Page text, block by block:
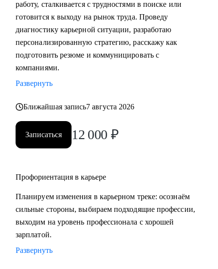
• Подготовка к собеседованию (скрининг с HR, финальное
с руководителем, опционально - подготовиться к
техническому собеседованию).
• Зарплатные переговоры (повышение или переговоры на
собеседовании).
сделать так, чтобы руководитель заметил и наконец начал
Кому могу помочь:
• Студентам бакалавриата/магистратуры/аспирантуры
технических направлений;
Digital, Образование);
• Middle и C-level менеджерам.
• Основные направления:
- IT (разработка, тестирование, администрирование,
информационная безопасность),
работу, сталкивается с трудностями в поиске или
готовится к выходу на рынок труда. Проведу
диагностику карьерной ситуации, разработаю
персонализированную стратегию, расскажу как
подготовить резюме и коммуницировать с
компаниями.
Развернуть
Ближайшая запись7 августа 2026
Записаться 12 000 ₽
Профориентация в карьере
Планируем изменения в карьерном треке: осознаём
сильные стороны, выбираем подходящие профессии,
выходим на уровень профессионала с хорошей
зарплатой.
Развернуть